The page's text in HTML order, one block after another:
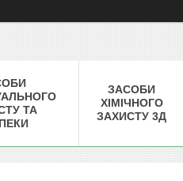
ТА
ЗАСОБИ
ХІМІЧНОГО
ЗАХИСТУ 3Д